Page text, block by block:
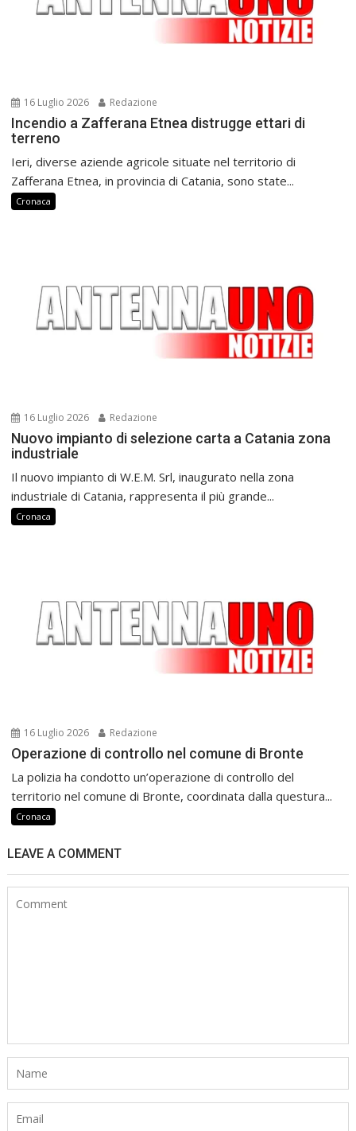
16 Luglio 2026 Redazione
Incendio a Zafferana Etnea distrugge ettari di
terreno
Ieri, diverse aziende agricole situate nel territorio di
Zafferana Etnea, in provincia di Catania, sono state...
Cronaca
16 Luglio 2026 Redazione
Nuovo impianto di selezione carta a Catania zona
industriale
Il nuovo impianto di W.E.M. Srl, inaugurato nella zona
industriale di Catania, rappresenta il più grande...
Cronaca
16 Luglio 2026 Redazione
Operazione di controllo nel comune di Bronte
La polizia ha condotto un’operazione di controllo del
territorio nel comune di Bronte, coordinata dalla questura...
Cronaca
LEAVE A COMMENT